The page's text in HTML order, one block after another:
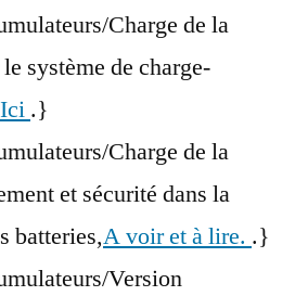
Charge de la
système de charge-
.}
Charge de la
et sécurité dans la
batteries,A voir et à lire. .}
Version